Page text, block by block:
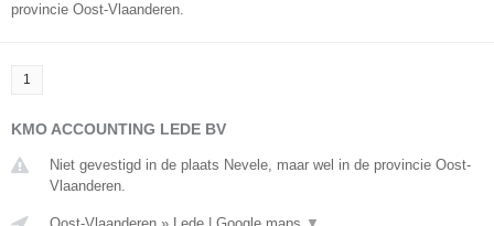
provincie Oost-Vlaanderen.
1
KMO ACCOUNTING LEDE BV
Niet gevestigd in de plaats Nevele, maar wel in de provincie Oost-
Vlaanderen.